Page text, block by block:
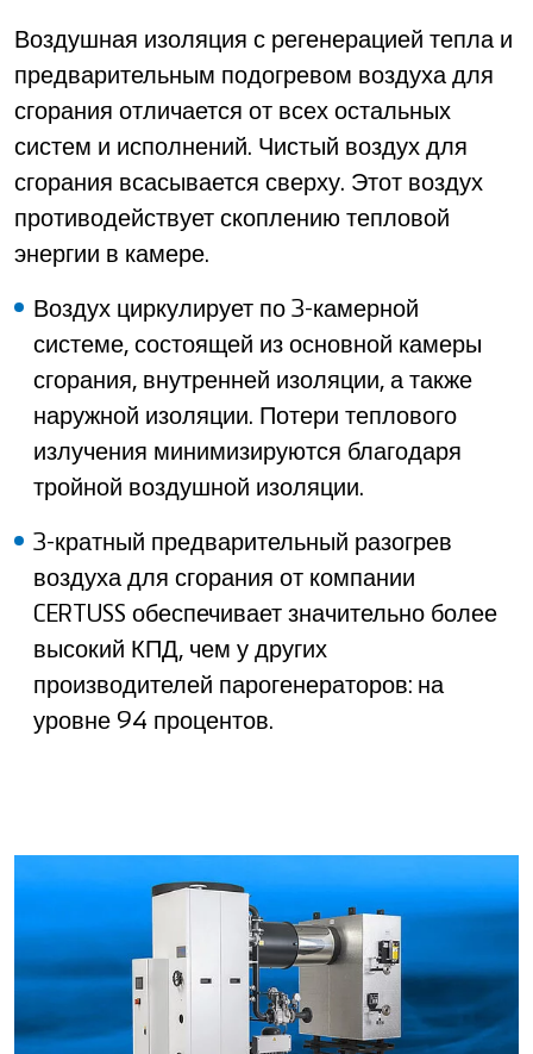
Воздушная изоляция с регенерацией тепла и
предварительным подогревом воздуха для
сгорания отличается от всех остальных
систем и исполнений. Чистый воздух для
сгорания всасывается сверху. Этот воздух
противодействует скоплению тепловой
энергии в камере.
Воздух циркулирует по 3-камерной
системе, состоящей из основной камеры
сгорания, внутренней изоляции, а также
наружной изоляции. Потери теплового
излучения минимизируются благодаря
тройной воздушной изоляции.
3-кратный предварительный разогрев
воздуха для сгорания от компании
CERTUSS обеспечивает значительно более
высокий КПД, чем у других
производителей парогенераторов: на
уровне 94 процентов.